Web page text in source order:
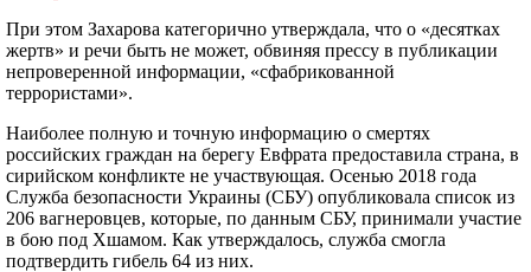
При этом Захарова категорично утверждала, что о «десятках
жертв» и речи быть не может, обвиняя прессу в публикации
непроверенной информации, «сфабрикованной
террористами».
Наиболее полную и точную информацию о смертях
российских граждан на берегу Евфрата предоставила страна, в
сирийском конфликте не участвующая. Осенью 2018 года
Служба безопасности Украины (СБУ) опубликовала список из
206 вагнеровцев, которые, по данным СБУ, принимали участие
в бою под Хшамом. Как утверждалось, служба смогла
подтвердить гибель 64 из них.